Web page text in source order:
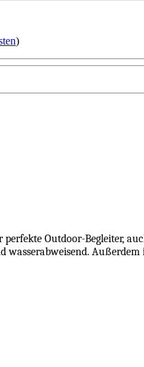
)
Outdoor-Begleiter,